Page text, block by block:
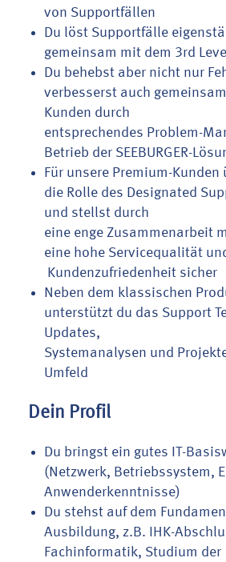
von Supportfällen
Du löst Supportfälle
gemeinsam mit dem 3rd
Du behebst aber nicht nur
verbesserst auch
Kunden durch
entsprechendes Problem-
Betrieb der SEEBURGER-
Für unsere Premium-
die Rolle des Designated
und stellst durch
eine enge Zusammenarbeit
eine hohe Servicequalität
Kundenzufriedenheit sicher
Neben dem klassischen
unterstützt du das Support
Updates,
Systemanalysen und
Umfeld
Dein Profil
Du bringst ein gutes IT-
(Netzwerk, Betriebssystem,
Anwenderkenntnisse)
Du stehst auf dem
Ausbildung, z.B. IHK-
Fachinformatik, Studium der